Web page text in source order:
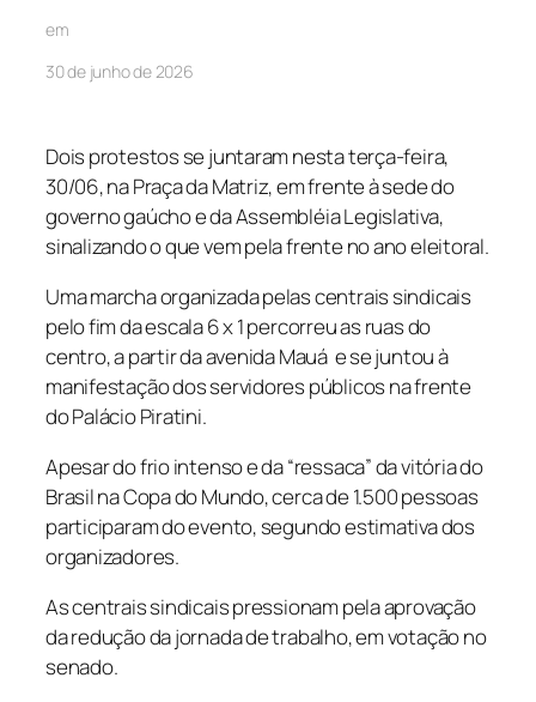
em
30 de junho de 2026
Dois protestos se juntaram nesta terça-feira,
30/06, na Praça da Matriz, em frente à sede do
governo gaúcho e da Assembléia Legislativa,
sinalizando o que vem pela frente no ano eleitoral.
Uma marcha organizada pelas centrais sindicais
pelo fim da escala 6 x 1 percorreu as ruas do
centro, a partir da avenida Mauá e se juntou à
manifestação dos servidores públicos na frente
do Palácio Piratini.
Apesar do frio intenso e da “ressaca” da vitória do
Brasil na Copa do Mundo, cerca de 1.500 pessoas
participaram do evento, segundo estimativa dos
organizadores.
As centrais sindicais pressionam pela aprovação
da redução da jornada de trabalho, em votação no
senado.